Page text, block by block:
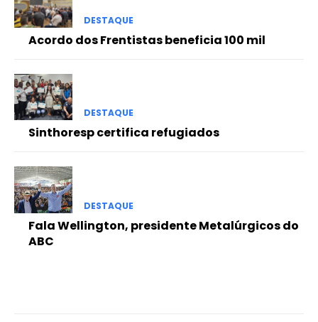
DESTAQUE
Acordo dos Frentistas beneficia 100 mil
DESTAQUE
Sinthoresp certifica refugiados
DESTAQUE
Fala Wellington, presidente Metalúrgicos do
ABC